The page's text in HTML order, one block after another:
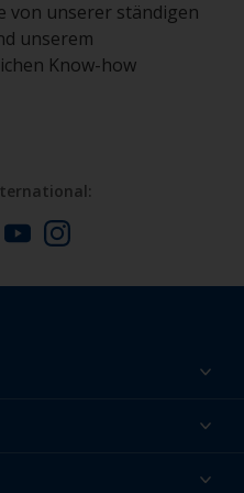
von unserer ständigen
unserem
Know-how